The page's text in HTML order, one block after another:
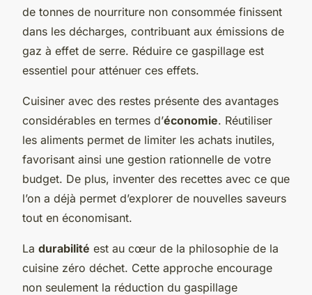
de tonnes de nourriture non consommée finissent
dans les décharges, contribuant aux émissions de
gaz à effet de serre. Réduire ce gaspillage est
essentiel pour atténuer ces effets.
Cuisiner avec des restes présente des avantages
considérables en termes d’économie. Réutiliser
les aliments permet de limiter les achats inutiles,
favorisant ainsi une gestion rationnelle de votre
budget. De plus, inventer des recettes avec ce que
l’on a déjà permet d’explorer de nouvelles saveurs
tout en économisant.
La durabilité est au cœur de la philosophie de la
cuisine zéro déchet. Cette approche encourage
non seulement la réduction du gaspillage